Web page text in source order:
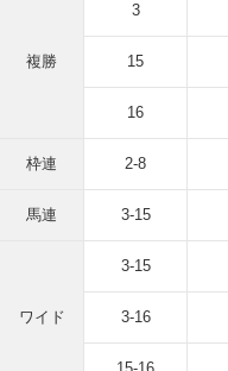
複勝
3
15
16
枠連 2-8
馬連 3-15
ワイド
3-15
3-16